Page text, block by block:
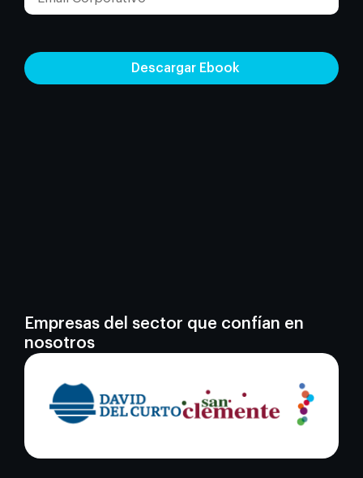
Descargar Ebook
Empresas del sector que confían en
nosotros